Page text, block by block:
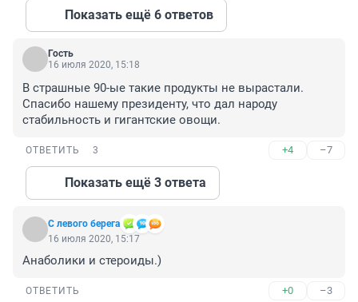
Показать ещё 6 ответов
Гость
16 июля 2020, 15:18
В страшные 90-ые такие продукты не вырастали.
Спасибо нашему президенту, что дал народу
стабильность и гигантские овощи.
ОТВЕТИТЬ 3 +4 –7
Показать ещё 3 ответа
С левого берега
16 июля 2020, 15:17
Анаболики и стероиды.)
ОТВЕТИТЬ +0 –3